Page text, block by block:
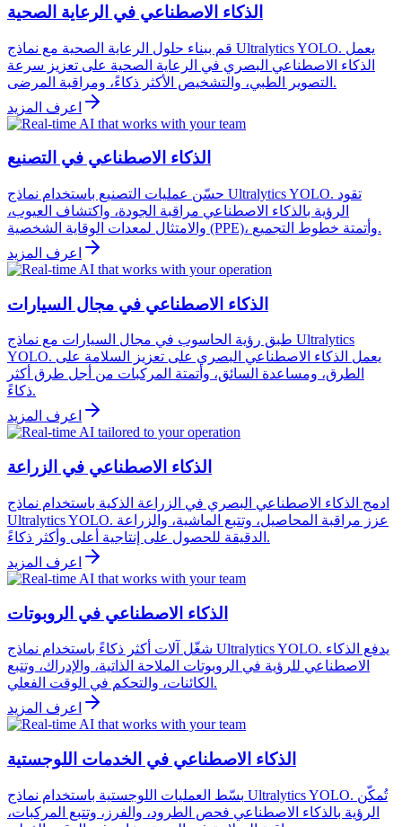
الذكاء الاصطناعي في الرعاية الصحية
قم ببناء حلول الرعاية الصحية مع نماذج Ultralytics YOLO. يعمل
الذكاء الاصطناعي البصري في الرعاية الصحية على تعزيز سرعة
التصوير الطبي، والتشخيص الأكثر ذكاءً، ومراقبة المرضى.
اعرف المزيد
الذكاء الاصطناعي في التصنيع
حسّن عمليات التصنيع باستخدام نماذج Ultralytics YOLO. تقود
الرؤية بالذكاء الاصطناعي مراقبة الجودة، واكتشاف العيوب،
والامتثال لمعدات الوقاية الشخصية (PPE)، وأتمتة خطوط التجميع.
اعرف المزيد
الذكاء الاصطناعي في مجال السيارات
طبق رؤية الحاسوب في مجال السيارات مع نماذج Ultralytics
YOLO. يعمل الذكاء الاصطناعي البصري على تعزيز السلامة على
الطرق، ومساعدة السائق، وأتمتة المركبات من أجل طرق أكثر
ذكاءً.
اعرف المزيد
الذكاء الاصطناعي في الزراعة
ادمج الذكاء الاصطناعي البصري في الزراعة الذكية باستخدام نماذج
Ultralytics YOLO. عزز مراقبة المحاصيل، وتتبع الماشية، والزراعة
الدقيقة للحصول على إنتاجية أعلى وأكثر ذكاءً.
اعرف المزيد
الذكاء الاصطناعي في الروبوتات
شغّل آلات أكثر ذكاءً باستخدام نماذج Ultralytics YOLO. يدفع الذكاء
الاصطناعي للرؤية في الروبوتات الملاحة الذاتية، والإدراك، وتتبع
الكائنات، والتحكم في الوقت الفعلي.
اعرف المزيد
الذكاء الاصطناعي في الخدمات اللوجستية
بسّط العمليات اللوجستية باستخدام نماذج Ultralytics YOLO. تُمكّن
الرؤية بالذكاء الاصطناعي فحص الطرود، والفرز، وتتبع المركبات،